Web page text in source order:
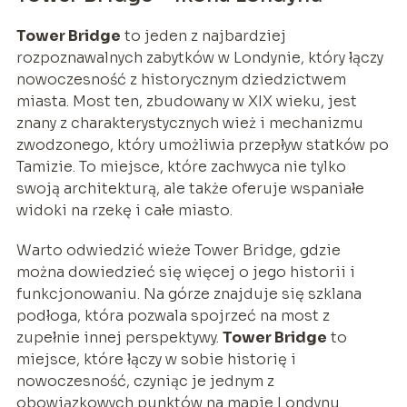
Tower Bridge to jeden z najbardziej
rozpoznawalnych zabytków w Londynie, który łączy
nowoczesność z historycznym dziedzictwem
miasta. Most ten, zbudowany w XIX wieku, jest
znany z charakterystycznych wież i mechanizmu
zwodzonego, który umożliwia przepływ statków po
Tamizie. To miejsce, które zachwyca nie tylko
swoją architekturą, ale także oferuje wspaniałe
widoki na rzekę i całe miasto.
Warto odwiedzić wieże Tower Bridge, gdzie
można dowiedzieć się więcej o jego historii i
funkcjonowaniu. Na górze znajduje się szklana
podłoga, która pozwala spojrzeć na most z
zupełnie innej perspektywy. Tower Bridge to
miejsce, które łączy w sobie historię i
nowoczesność, czyniąc je jednym z